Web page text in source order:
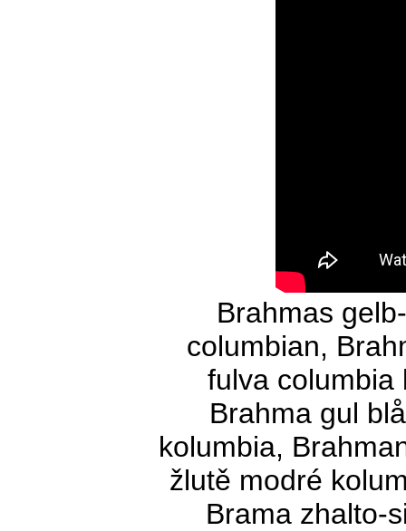
Brahmas
columbian,
fulva columbia
Brahma gul
kolumbia,
žlutě modré
Brama zhalto-